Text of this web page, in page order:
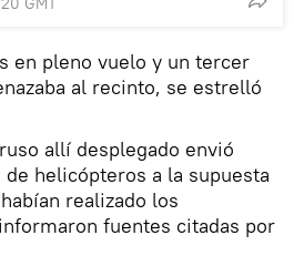
en pleno vuelo y un tercer
al recinto, se estrelló
allí desplegado envió
helicópteros a la supuesta
realizado los
fuentes citadas por